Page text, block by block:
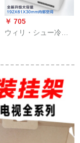
￥ 705
ウィリ・シュー冷冻
マルト冷凍充電式の
車にミニ冷蔵庫のア
タッチプ（三電池）
があります。